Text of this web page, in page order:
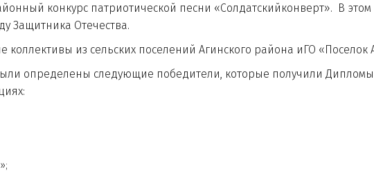
конкурс патриотической песни «Солдатскийконверт». В
Защитника Отечества.
из сельских поселений Агинского района иГО «Поселок
определены следующие победители, которые получили